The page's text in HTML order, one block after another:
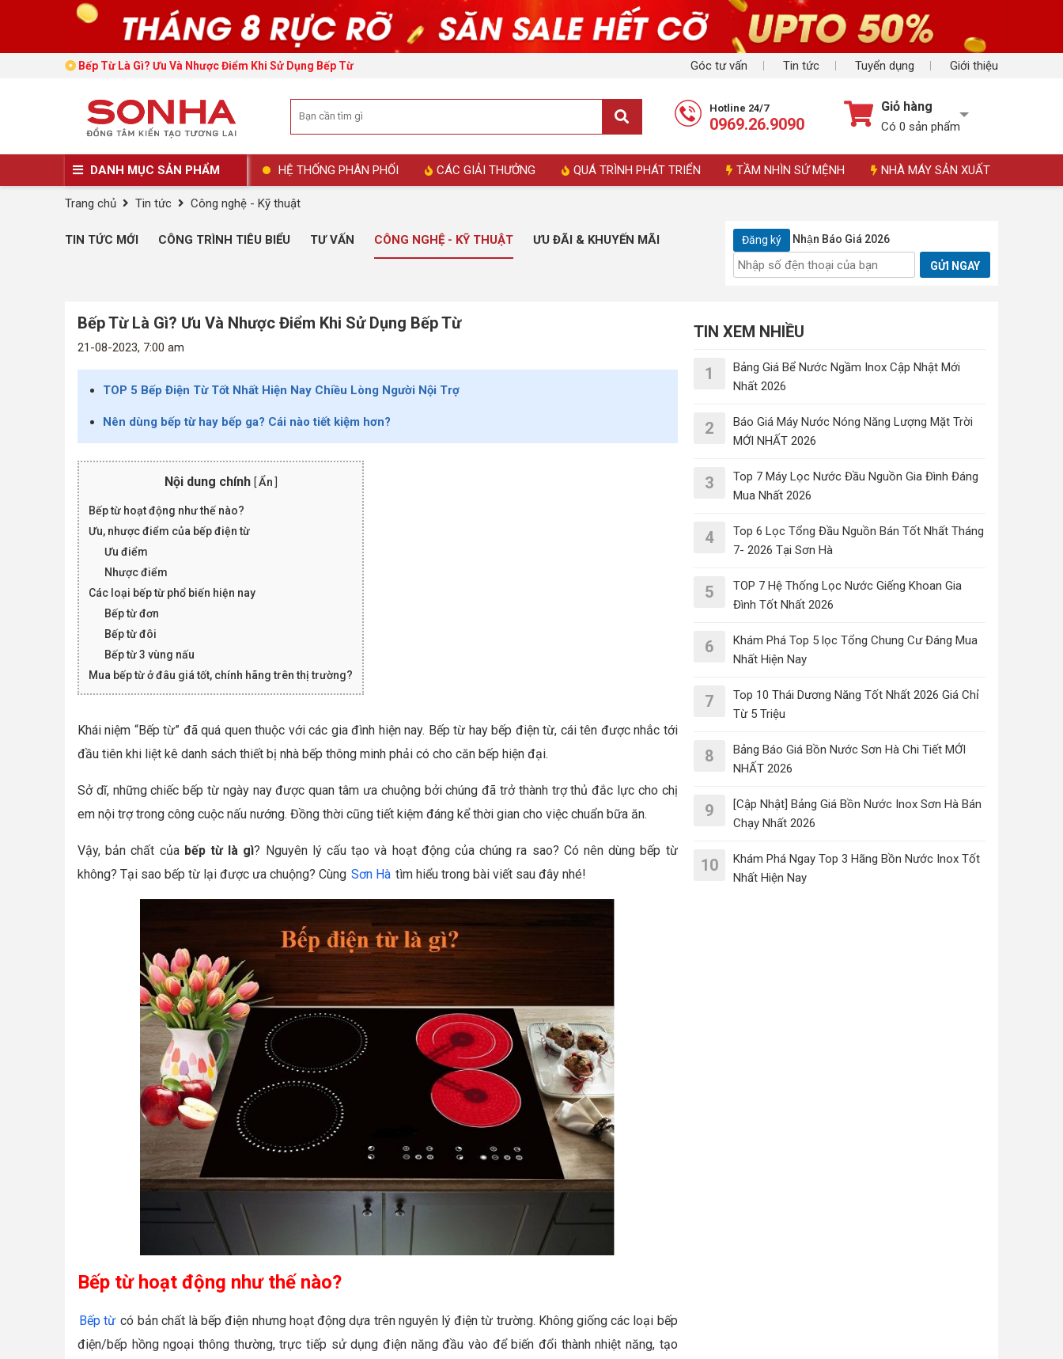
Góc tư vấn Tin tức Tuyển dụng Giới thiệu
Bếp Từ Là Gì? Ưu Và Nhược Điểm Khi Sử Dụng Bếp Từ
Hotline 24/7
0969.26.9090
Giỏ hàng
Có 0 sản phẩm
DANH MỤC SẢN PHẨM HỆ THỐNG PHÂN PHỐI CÁC GIẢI THƯỞNG QUÁ TRÌNH PHÁT TRIỂN TẦM NHÌN SỨ MỆNH NHÀ MÁY SẢN XUẤT
Trang chủ Tin tức Công nghệ - Kỹ thuật
TIN TỨC MỚI CÔNG TRÌNH TIÊU BIỂU TƯ VẤN CÔNG NGHỆ - KỸ THUẬT ƯU ĐÃI & KHUYẾN MÃI Đăng ký Nhận Báo Giá 2026
GỬI NGAY
Bếp Từ Là Gì? Ưu Và Nhược Điểm Khi Sử Dụng Bếp Từ
21-08-2023, 7:00 am
TOP 5 Bếp Điện Từ Tốt Nhất Hiện Nay Chiều Lòng Người Nội Trợ
Nên dùng bếp từ hay bếp ga? Cái nào tiết kiệm hơn?
Nội dung chính [Ẩn
Bếp từ hoạt động như thế nào?
Ưu, nhược điểm của bếp điện từ
Ưu điểm
Nhược điểm
Các loại bếp từ phổ biến hiện nay
Bếp từ đơn
Bếp từ đôi
Bếp từ 3 vùng nấu
Mua bếp từ ở đâu giá tốt, chính hãng trên thị trường?
Khái niệm “Bếp từ” đã quá quen thuộc với các gia đình hiện nay. Bếp từ hay bếp điện từ, cái tên được nhắc tới
đầu tiên khi liệt kê danh sách thiết bị nhà bếp thông minh phải có cho căn bếp hiện đại.
Sở dĩ, những chiếc bếp từ ngày nay được quan tâm ưa chuộng bởi chúng đã trở thành trợ thủ đắc lực cho chị
em nội trợ trong công cuộc nấu nướng. Đồng thời cũng tiết kiệm đáng kể thời gian cho việc chuẩn bữa ăn.
Vậy, bản chất của bếp từ là gì? Nguyên lý cấu tạo và hoạt động của chúng ra sao? Có nên dùng bếp từ
không? Tại sao bếp từ lại được ưa chuộng? Cùng Sơn Hà tìm hiểu trong bài viết sau đây nhé!
Bếp từ hoạt động như thế nào?
Bếp từ có bản chất là bếp điện nhưng hoạt động dựa trên nguyên lý điện từ trường. Không giống các loại bếp
điện/bếp hồng ngoại thông thường, trực tiếp sử dụng điện năng đầu vào để biến đổi thành nhiệt năng, tạo
TIN XEM NHIỀU
1
Bảng Giá Bể Nước Ngầm Inox Cập Nhật Mới
Nhất 2026
2
Báo Giá Máy Nước Nóng Năng Lượng Mặt Trời
MỚI NHẤT 2026
3
Top 7 Máy Lọc Nước Đầu Nguồn Gia Đình Đáng
Mua Nhất 2026
4
Top 6 Lọc Tổng Đầu Nguồn Bán Tốt Nhất Tháng
7- 2026 Tại Sơn Hà
5
TOP 7 Hệ Thống Lọc Nước Giếng Khoan Gia
Đình Tốt Nhất 2026
6
Khám Phá Top 5 lọc Tổng Chung Cư Đáng Mua
Nhất Hiện Nay
7
Top 10 Thái Dương Năng Tốt Nhất 2026 Giá Chỉ
Từ 5 Triệu
8
Bảng Báo Giá Bồn Nước Sơn Hà Chi Tiết MỚI
NHẤT 2026
9
[Cập Nhật] Bảng Giá Bồn Nước Inox Sơn Hà Bán
Chạy Nhất 2026
10
Khám Phá Ngay Top 3 Hãng Bồn Nước Inox Tốt
Nhất Hiện Nay